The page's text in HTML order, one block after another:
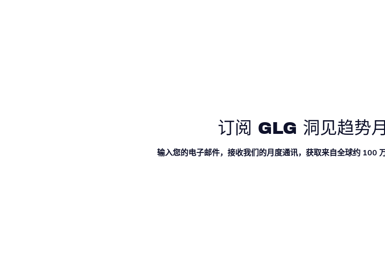
订阅 GLG 洞见趋势
输入您的电子邮件，接收我们的月度通讯，获取来自全球约 100